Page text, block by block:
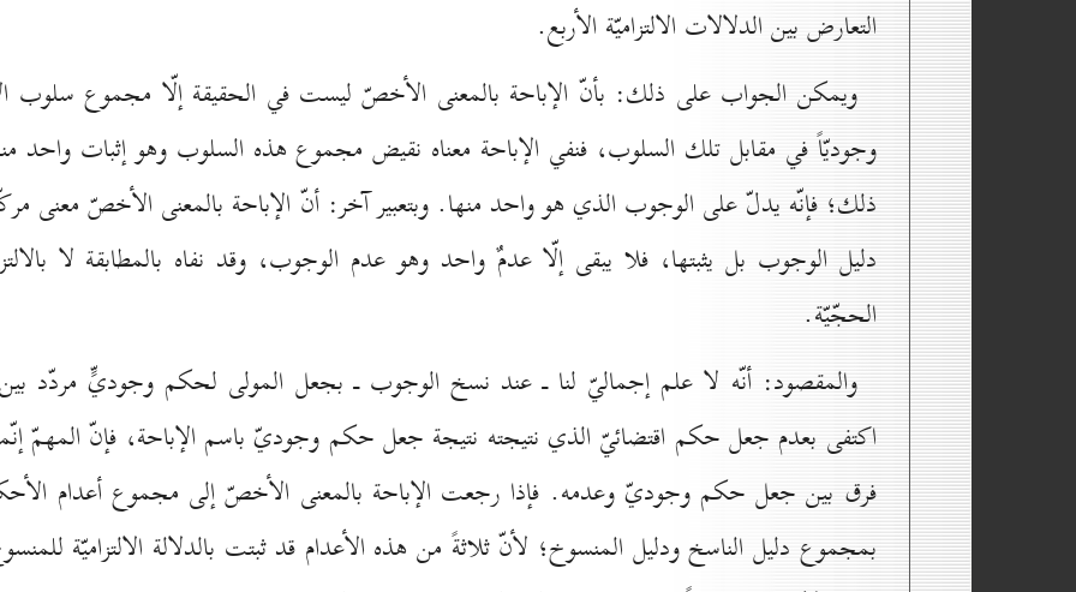
التعارض بين الدلالات الالتزاميّة الأربع.
ويمكن الجواب على ذلك: بأنّ الإباحة بالمعنى الأخصّ ليست في الحقيقة إلّا مجموع سلوب
وجوديّاً في مقابل تلك السلوب، فنفي الإباحة معناه نقيض مجموع هذه السلوب وهو إثبات واحد
ذلك؛ فإنّه يدلّ على الوجوب الذي هو واحد منها. وبتعبير آخر: أنّ الإباحة بالمعنى الأخصّ معنى
دليل الوجوب بل يثبتها، فلا يبقى إلّا عدمٌ واحد وهو عدم الوجوب، وقد نفاه بالمطابقة لا
الحجّيّة.
والمقصود: أنّه لا علم إجماليّ لنا ـ عند نسخ الوجوب ـ بجعل المولى لحكم وجوديٍّ مردّد بين
اكتفى بعدم جعل حكم اقتضائيّ الذي نتيجته نتيجة جعل حكم وجوديّ باسم الإباحة، فإنّ
فرق بين جعل حكم وجوديّ وعدمه. فإذا رجعت الإباحة بالمعنى الأخصّ إلى مجموع أعدام
بمجموع دليل الناسخ ودليل المنسوخ؛ لأنّ ثلاثةً من هذه الأعدام قد ثبتت بالدلالة الالتزاميّة